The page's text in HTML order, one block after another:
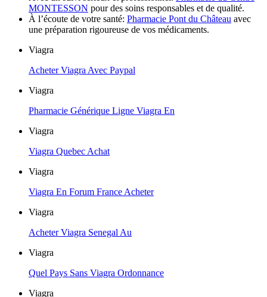
MONTESSON pour des soins responsables et de qualité.
À l’écoute de votre santé: Pharmacie Pont du Château avec
une préparation rigoureuse de vos médicaments.
Viagra
Acheter Viagra Avec Paypal
Viagra
Pharmacie Générique Ligne Viagra En
Viagra
Viagra Quebec Achat
Viagra
Viagra En Forum France Acheter
Viagra
Acheter Viagra Senegal Au
Viagra
Quel Pays Sans Viagra Ordonnance
Viagra